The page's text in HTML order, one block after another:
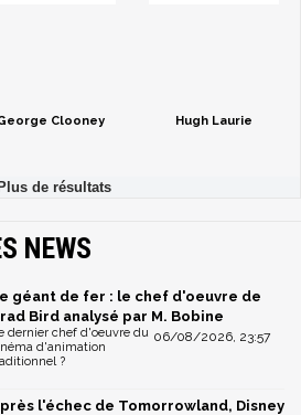
Clooney Hugh Laurie
NEWS
géant de fer : le chef d'oeuvre de
Bird analysé par M. Bobine
06/08/2026, 23:57
dernier chef d'oeuvre du
d'animation
?
l'échec de Tomorrowland, Disney